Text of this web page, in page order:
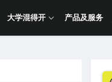
大学混得开 产品及服务